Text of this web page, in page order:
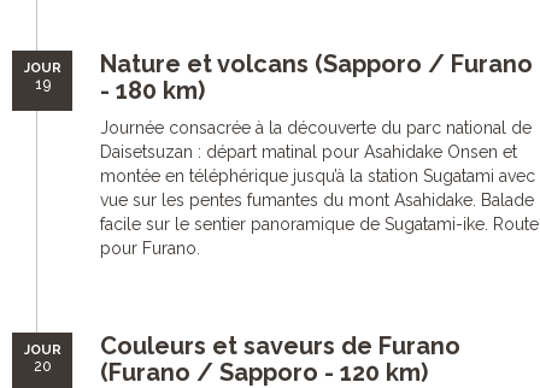
JOUR
19
Nature et volcans (Sapporo / Furano
- 180 km)
Journée consacrée à la découverte du parc national de
Daisetsuzan : départ matinal pour Asahidake Onsen et
montée en téléphérique jusqu’à la station Sugatami avec
vue sur les pentes fumantes du mont Asahidake. Balade
facile sur le sentier panoramique de Sugatami-ike. Route
pour Furano.
JOUR
20
Couleurs et saveurs de Furano
(Furano / Sapporo - 120 km)